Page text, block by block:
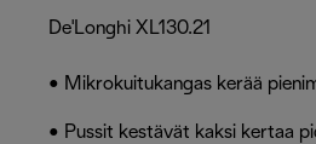
De'Longhi XL130.21
• Mikrokuitukangas kerää
• Pussit kestävät kaksi kertaa